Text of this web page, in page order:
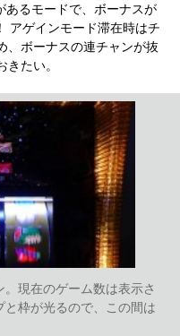
あるモードで、ボーナスが
アゲインモード滞在時はチ
、ボーナスの連チャンが抜
たい。
現在のゲーム数は表示さ
枠が光るので、この間は